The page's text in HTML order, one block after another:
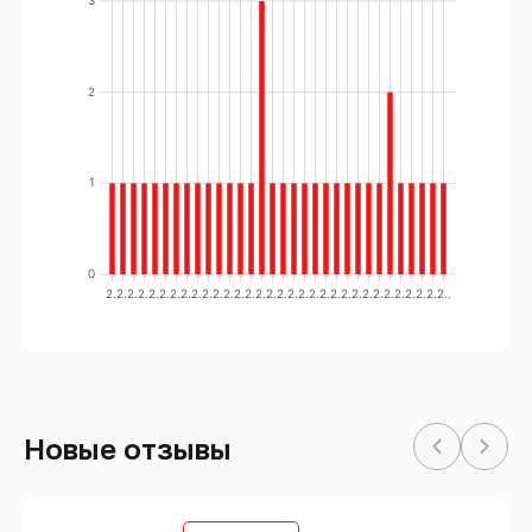
0
1
2
2..2..2..2..2..2..2..2..2..2..2..2..2..2..2..2..2..2..2..2..2..2..2..2..2..2..2..2..2..2..2..2..
Новые отзывы